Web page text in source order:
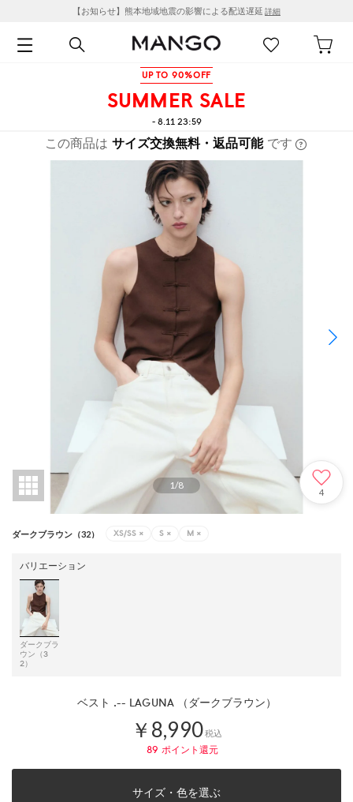
【お知らせ】熊本地域地震の影響による配送遅延 詳細
UP TO 90%OFF
SUMMER SALE
- 8.11 23:59
この商品は サイズ交換無料・返品可能 です
1/8
4
ダークブラウン（32） XS/SS × S × M ×
バリエーション
ダークブラ
ウン（3
2）
ベスト .-- LAGUNA （ダークブラウン）
￥8,990税込
89 ポイント還元
サイズ・色を選ぶ